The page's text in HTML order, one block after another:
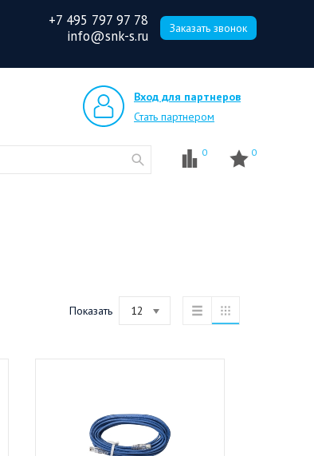
+7 495 797 97 78
info@snk-s.ru
Заказать звонок
Вход для партнеров
Стать партнером
0 0
Показать 12